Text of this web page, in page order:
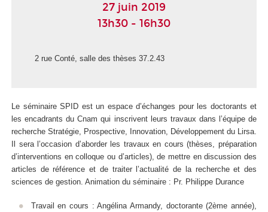
27 juin 2019
13h30 - 16h30
2 rue Conté, salle des thèses 37.2.43
Le séminaire SPID est un espace d’échanges pour les doctorants et
les encadrants du Cnam qui inscrivent leurs travaux dans l’équipe de
recherche Stratégie, Prospective, Innovation, Développement du Lirsa.
Il sera l’occasion d’aborder les travaux en cours (thèses, préparation
d’interventions en colloque ou d’articles), de mettre en discussion des
articles de référence et de traiter l’actualité de la recherche et des
sciences de gestion. Animation du séminaire : Pr. Philippe Durance
Travail en cours : Angélina Armandy, doctorante (2ème année),